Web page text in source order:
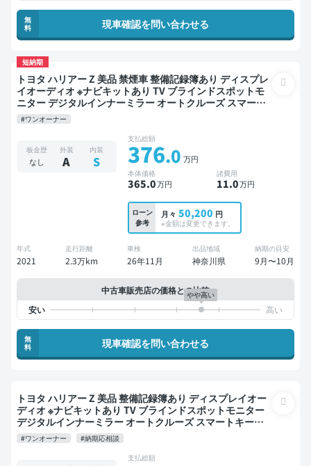
無
料
現車確認を問い合わせる
短納期
トヨタ ハリアー Z 美品 禁煙車 整備記録簿あり ディスプレ
イオーディオ ※ナビキットあり TV ブラインドスポットモ
ニター デジタルインナーミラー オートクルーズ スマート
キー ETC サンルーフ 電動バックドア バックモニター 全方
位カメラ ドライブレコーダー フルエアロ 衝突軽減
#ワンオーナー
板金歴
なし
外装
A
内装
S
支払総額
376.0 万円
本体価格
365.0万円
諸費用
11.0万円
ローン
参考
月々 50,200 円
※金額は変更できます。
年式
2021
走行距離
2.3万km
車検
26年11月
出品地域
神奈川県
納期の目安
9月〜10月
中古車販売店の価格との比較
やや高い
無
料
現車確認を問い合わせる
トヨタ ハリアー Z 美品 整備記録簿あり ディスプレイオー
ディオ ※ナビキットあり TV ブラインドスポットモニター
デジタルインナーミラー オートクルーズ スマートキー
ETC サンルーフ 電動バックドア バックモニター 全方位カ
メラ ドライブレコーダー フルエアロ 衝突軽減
#ワンオーナー #納期応相談
支払総額